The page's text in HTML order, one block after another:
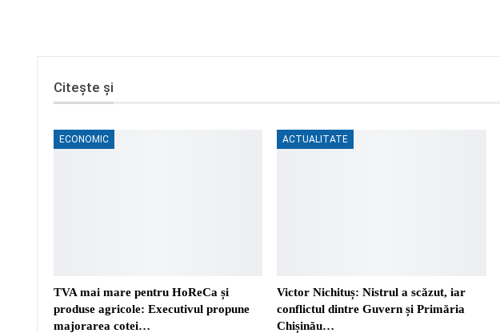
Citește și
ECONOMIC
TVA mai mare pentru HoReCa și
produse agricole: Executivul propune
majorarea cotei…
ACTUALITATE
Victor Nichituș: Nistrul a scăzut, iar
conflictul dintre Guvern și Primăria
Chișinău…